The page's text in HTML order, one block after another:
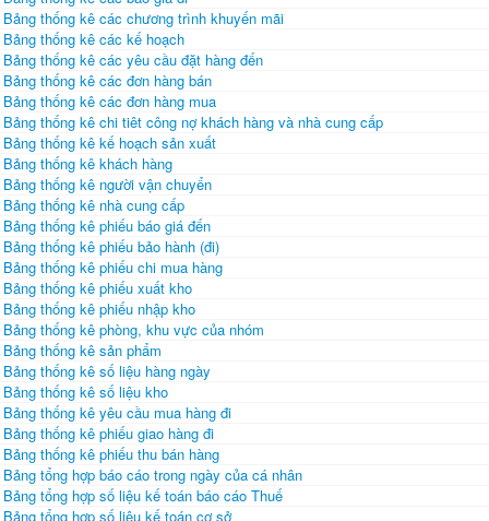
Bảng thống kê các chương trình khuyến mãi
Bảng thống kê các kế hoạch
Bảng thống kê các yêu cầu đặt hàng đến
Bảng thống kê các đơn hàng bán
Bảng thống kê các đơn hàng mua
Bảng thống kê chi tiêt công nợ khách hàng và nhà cung cấp
Bảng thống kê kế hoạch sản xuất
Bảng thống kê khách hàng
Bảng thống kê người vận chuyển
Bảng thống kê nhà cung cấp
Bảng thống kê phiếu báo giá đến
Bảng thống kê phiếu bảo hành (đi)
Bảng thống kê phiếu chi mua hàng
Bảng thống kê phiếu xuất kho
Bảng thống kê phiếu nhập kho
Bảng thống kê phòng, khu vực của nhóm
Bảng thống kê sản phẩm
Bảng thống kê số liệu hàng ngày
Bảng thống kê số liệu kho
Bảng thống kê yêu cầu mua hàng đi
Bảng thống kê phiếu giao hàng đi
Bảng thống kê phiếu thu bán hàng
Bảng tổng hợp báo cáo trong ngày của cá nhân
Bảng tổng hợp số liệu kế toán báo cáo Thuế
Bảng tổng hợp số liệu kế toán cơ sở